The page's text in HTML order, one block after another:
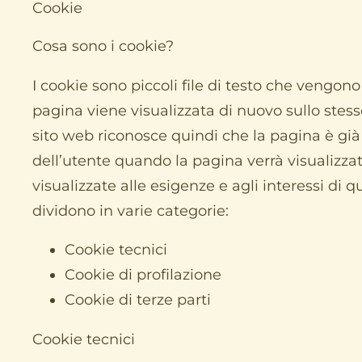
Cookie
Cosa sono i cookie?
I cookie sono piccoli file di testo che
pagina viene visualizzata di nuovo sullo
sito web riconosce quindi che la pagina è
dell’utente quando la pagina verrà
visualizzate alle esigenze e agli interessi di
dividono in varie categorie:
Cookie tecnici
Cookie di profilazione
Cookie di terze parti
Cookie tecnici